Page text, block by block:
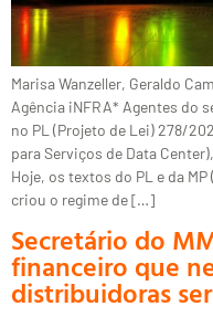
Marisa Wanzeller, Geraldo
Agência iNFRA* Agentes do
no PL (Projeto de Lei) 278/
para Serviços de Data
Hoje, os textos do PL e da
criou o regime de […]
Secretário do
financeiro que
distribuidoras